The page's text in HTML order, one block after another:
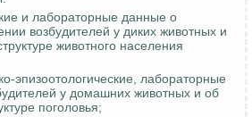
и лабораторные данные о
возбудителей у диких животных и
животного населения
эпизоотологические, лабораторные
у домашних животных и об
поголовья;